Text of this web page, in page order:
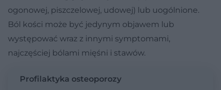
ogonowej, piszczelowej, udowej) lub uogólnione.
Ból kości może być jedynym objawem lub
występować wraz z innymi symptomami,
najczęściej bólami mięśni i stawów.
Profilaktyka osteoporozy